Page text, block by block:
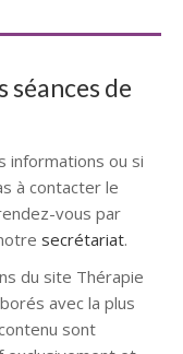
séances de
informations ou si
à contacter le
vous par
secrétariat.
du site Thérapie
avec la plus
sont